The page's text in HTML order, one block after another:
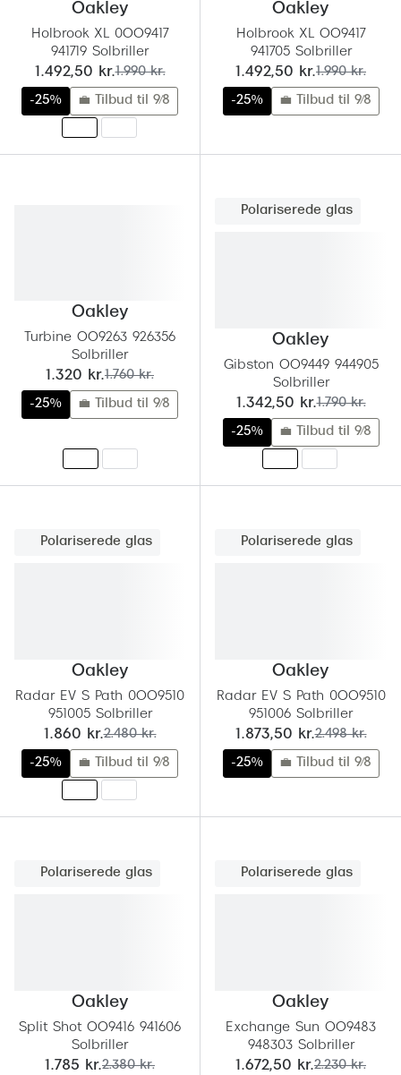
Transitions®
Stellest® til børn
Tilskud til briller
Form og farve
Briller til øjne, næse, bryn og kinder
Pilotbriller
Gennemsigtige briller
Røde briller
Ray-Ban
Emporio Armani
Vogue
Skaga
Tom Ford
Armani
Polaroid
Prada
Giorgio
Burberry
Form
Ovale
Cat eye
Oakley
Holbrook XL 0OO9417
941719 Solbriller
nu:
1.492,50 kr.før:
1.990 kr.
-25% 💼 Tilbud til 9/8
Oakley
Holbrook XL OO9417
941705 Solbriller
nu:
1.492,50 kr.før:
1.990 kr.
-25% 💼 Tilbud til 9/8
Oakley
Turbine OO9263 926356
Solbriller
nu:
1.320 kr.før:
1.760 kr.
-25% 💼 Tilbud til 9/8
Polariserede glas
Oakley
Gibston OO9449 944905
Solbriller
nu:
1.342,50 kr.før:
1.790 kr.
-25% 💼 Tilbud til 9/8
Polariserede glas
Oakley
Radar EV S Path 0OO9510
951005 Solbriller
nu:
1.860 kr.før:
2.480 kr.
-25% 💼 Tilbud til 9/8
Polariserede glas
Oakley
Radar EV S Path 0OO9510
951006 Solbriller
nu:
1.873,50 kr.før:
2.498 kr.
-25% 💼 Tilbud til 9/8
Polariserede glas
Oakley
Split Shot OO9416 941606
Solbriller
nu:
1.785 kr.før:
2.380 kr.
Polariserede glas
Oakley
Exchange Sun OO9483
948303 Solbriller
nu:
1.672,50 kr.før:
2.230 kr.